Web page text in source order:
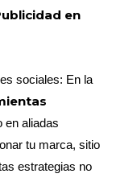
en
sociales: En la
en aliadas
tu marca, sitio
estrategias no